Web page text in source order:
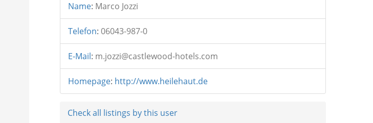
Name: Marco Jozzi
Telefon: 06043-987-0
E-Mail: m.jozzi@castlewood-hotels.com
Homepage: http://www.heilehaut.de
Check all listings by this user